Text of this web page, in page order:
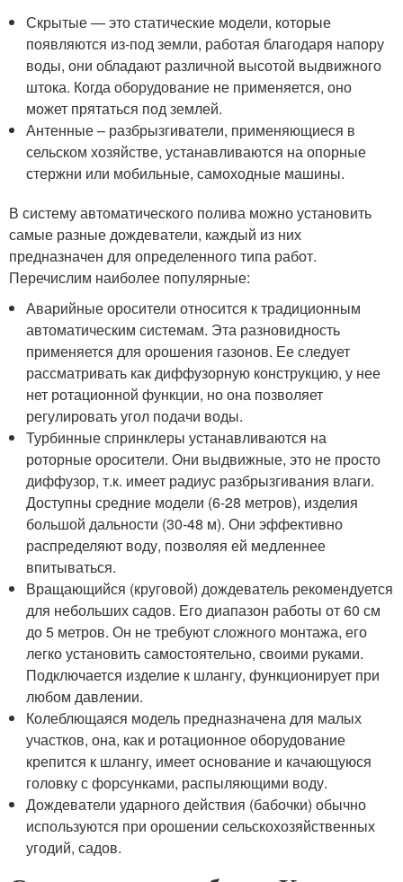
Скрытые — это статические модели, которые
появляются из-под земли, работая благодаря напору
воды, они обладают различной высотой выдвижного
штока. Когда оборудование не применяется, оно
может прятаться под землей.
Антенные – разбрызгиватели, применяющиеся в
сельском хозяйстве, устанавливаются на опорные
стержни или мобильные, самоходные машины.
В систему автоматического полива можно установить
самые разные дождеватели, каждый из них
предназначен для определенного типа работ.
Перечислим наиболее популярные:
Аварийные оросители относится к традиционным
автоматическим системам. Эта разновидность
применяется для орошения газонов. Ее следует
рассматривать как диффузорную конструкцию, у нее
нет ротационной функции, но она позволяет
регулировать угол подачи воды.
Турбинные спринклеры устанавливаются на
роторные оросители. Они выдвижные, это не просто
диффузор, т.к. имеет радиус разбрызгивания влаги.
Доступны средние модели (6-28 метров), изделия
большой дальности (30-48 м). Они эффективно
распределяют воду, позволяя ей медленнее
впитываться.
Вращающийся (круговой) дождеватель рекомендуется
для небольших садов. Его диапазон работы от 60 см
до 5 метров. Он не требуют сложного монтажа, его
легко установить самостоятельно, своими руками.
Подключается изделие к шлангу, функционирует при
любом давлении.
Колеблющаяся модель предназначена для малых
участков, она, как и ротационное оборудование
крепится к шлангу, имеет основание и качающуюся
головку с форсунками, распыляющими воду.
Дождеватели ударного действия (бабочки) обычно
используются при орошении сельскохозяйственных
угодий, садов.